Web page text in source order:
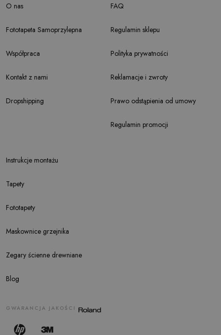
O nas
Fototapeta Samoprzylepna
Współpraca
Kontakt z nami
Dropshipping
Instrukcje montażu
Tapety
Fototapety
Maskownice grzejnika
Zegary ścienne drewniane
Blog
FAQ
Regulamin sklepu
Polityka prywatności
Reklamacje i zwroty
Prawo odstąpienia od umowy
Regulamin promocji
GWARANCJA JAKOŚCI